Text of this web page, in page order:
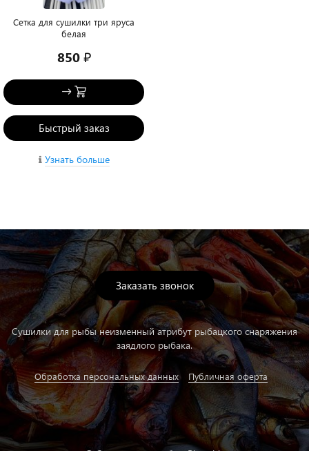
Сетка для сушилки три яруса
белая
850 ₽
Быстрый заказ
Узнать больше
Заказать звонок
Сушилки для рыбы неизменный атрибут рыбацкого снаряжения
заядлого рыбака.
Обработка персональных данных Публичная оферта